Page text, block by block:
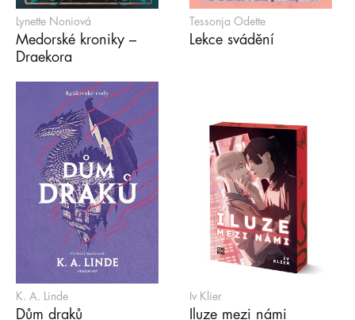
Lynette Noniová
Medorské kroniky –
Draekora
Tessonja Odette
Lekce svádění
K. A. Linde
Dům draků
Iv Klier
Iluze mezi námi